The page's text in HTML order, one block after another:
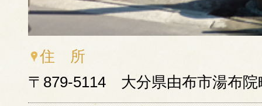
住 所
〒879-5114 大分県由布市湯布院